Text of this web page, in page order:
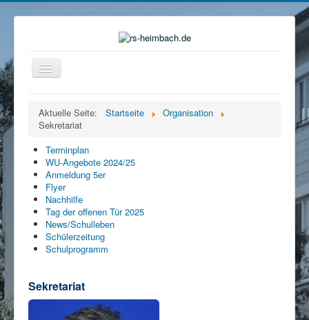
Navigation
an/aus
Organisation
Ganztag
Beratung
Eltern
Förderverein
Mensa
Kontakt
Impressum/Datenschutz
Aktuelle Seite: Startseite
Organisation
Sekretariat
Terminplan
WU-Angebote 2024/25
Anmeldung 5er
Flyer
Nachhilfe
Tag der offenen Tür 2025
News/Schulleben
Schülerzeitung
Schulprogramm
Sekretariat